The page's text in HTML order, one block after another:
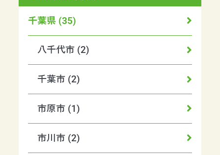
千葉県 (35)
八千代市 (2)
千葉市 (2)
市原市 (1)
市川市 (2)